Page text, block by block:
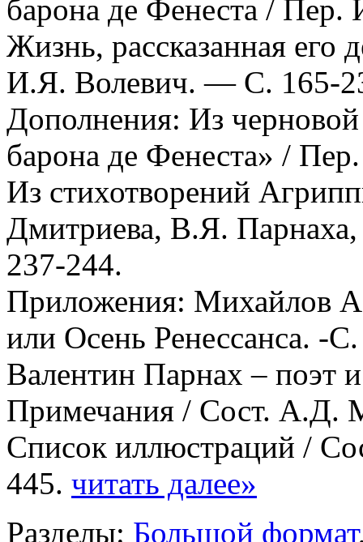
барона де Фенеста /
Жизнь, рассказанная
И.Я. Волевич. — С. 165-
Дополнения: Из
барона де Фенеста» /
Из стихотворений
Дмитриева, В.Я.
237-244.
Приложения: Михайлов
или Осень Ренессанса. -
Валентин Парнах – поэт
Примечания / Сост. А.Д.
Список иллюстраций /
445. читать далее»
Разделы: Большой формат